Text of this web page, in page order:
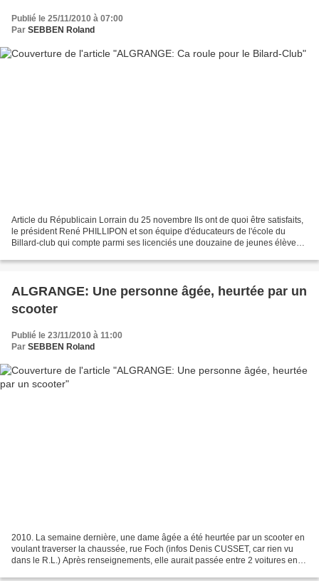
Publié le 25/11/2010 à 07:00
Par SEBBEN Roland
Article du Républicain Lorrain du 25 novembre Ils ont de quoi être satisfaits,
le président René PHILLIPON et son équipe d'éducateurs de l'école du
Billard-club qui compte parmi ses licenciés une douzaine de jeunes élèves,
ALGRANGE: Une personne âgée, heurtée par un
scooter
Publié le 23/11/2010 à 11:00
Par SEBBEN Roland
2010. La semaine dernière, une dame âgée a été heurtée par un scooter en
voulant traverser la chaussée, rue Foch (infos Denis CUSSET, car rien vu
dans le R.L.) Après renseignements, elle aurait passée entre 2 voitures en